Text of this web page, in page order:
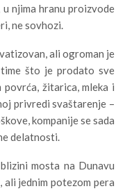
njima hranu proizvode
ne sovhozi.
ali ogroman je
što je prodato sve
žitarica, mleka i
privredi svaštarenje –
kompanije se sada
delatnosti.
mosta na Dunavu
jednim potezom pera